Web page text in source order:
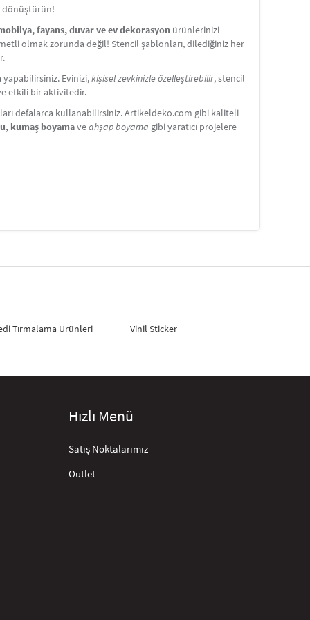
dönüştürün!
fayans, duvar ve ev dekorasyon ürünlerinizi
olmak zorunda değil! Stencil şablonları, dilediğiniz her
Evinizi,kişisel zevkinizle özelleştirebilir, stencil
etkili bir aktivitedir.
defalarca kullanabilirsiniz. Artikeldeko.com gibi kaliteli
kumaş boyamaveahşap boyama gibi yaratıcı projelere
Tırmalama Ürünleri Vinil Sticker
Hızlı Menü
Satış Noktalarımız
Outlet